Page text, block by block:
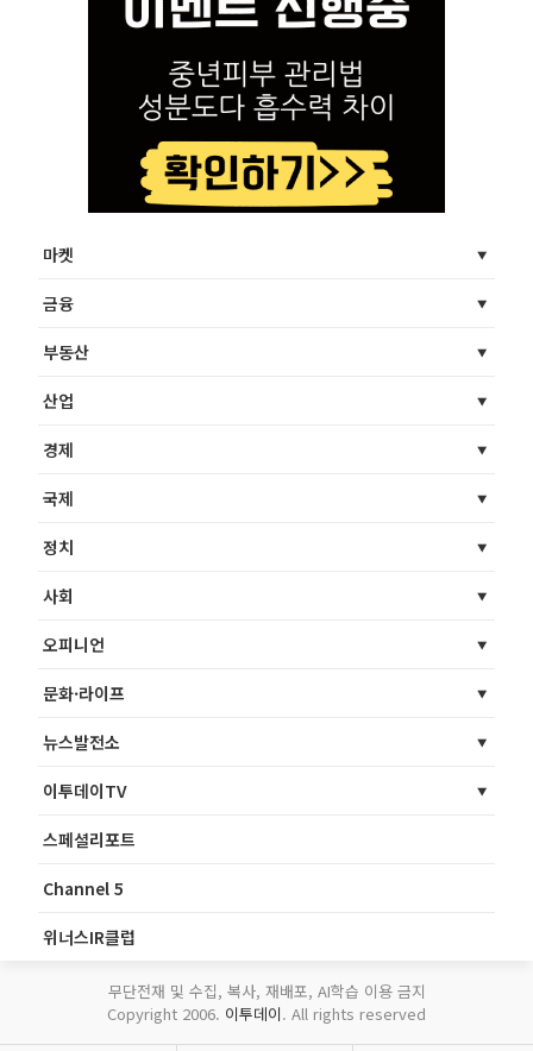
마켓
금융
부동산
산업
경제
국제
정치
사회
오피니언
문화·라이프
뉴스발전소
이투데이TV
스페셜리포트
Channel 5
위너스IR클럽
무단전재 및 수집, 복사, 재배포, AI학습 이용 금지
Copyright 2006. 이투데이. All rights reserved